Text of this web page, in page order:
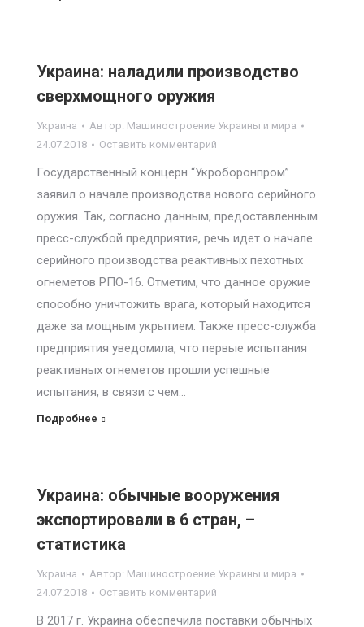
Украина: наладили производство
сверхмощного оружия
Украина Автор: Машиностроение Украины и мира
24.07.2018
Оставить комментарий
Государственный концерн “Укроборонпром”
заявил о начале производства нового серийного
оружия. Так, согласно данным, предоставленным
пресс-службой предприятия, речь идет о начале
серийного производства реактивных пехотных
огнеметов РПО-16. Отметим, что данное оружие
способно уничтожить врага, который находится
даже за мощным укрытием. Также пресс-служба
предприятия уведомила, что первые испытания
реактивных огнеметов прошли успешные
испытания, в связи с чем…
Подробнее
Украина: обычные вооружения
экспортировали в 6 стран, –
статистика
Украина Автор: Машиностроение Украины и мира
24.07.2018
Оставить комментарий
В 2017 г. Украина обеспечила поставки обычных